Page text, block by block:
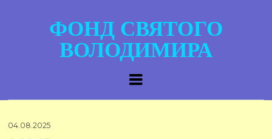
ФОНД СВЯТОГО
ВОЛОДИМИРА
04.08.2025